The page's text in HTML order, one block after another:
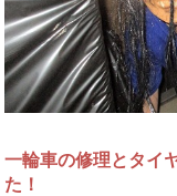
一輪車の修理とタイ
た！